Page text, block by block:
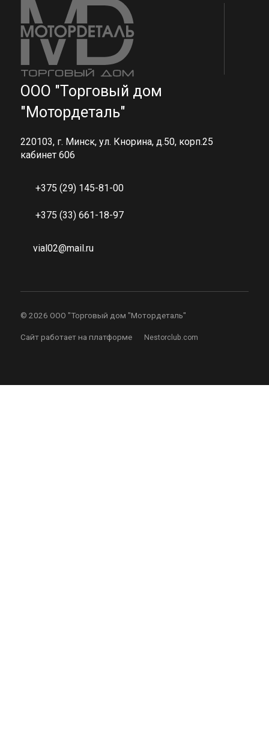
ООО "Торговый дом
"Мотордеталь"
220103, г. Минск, ул. Кнорина, д.50, корп.25
кабинет 606
+375 (29) 145-81-00
+375 (33) 661-18-97
vial02@mail.ru
© 2026 ООО "Торговый дом "Мотордеталь"
Сайт работает на платформе Nestorclub.com